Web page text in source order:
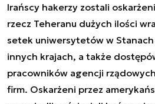
Irańscy hakerzy zostali
rzecz Teheranu dużych ilości
setek uniwersytetów w
innych krajach, a także
pracowników agencji
firm. Oskarżeni przez